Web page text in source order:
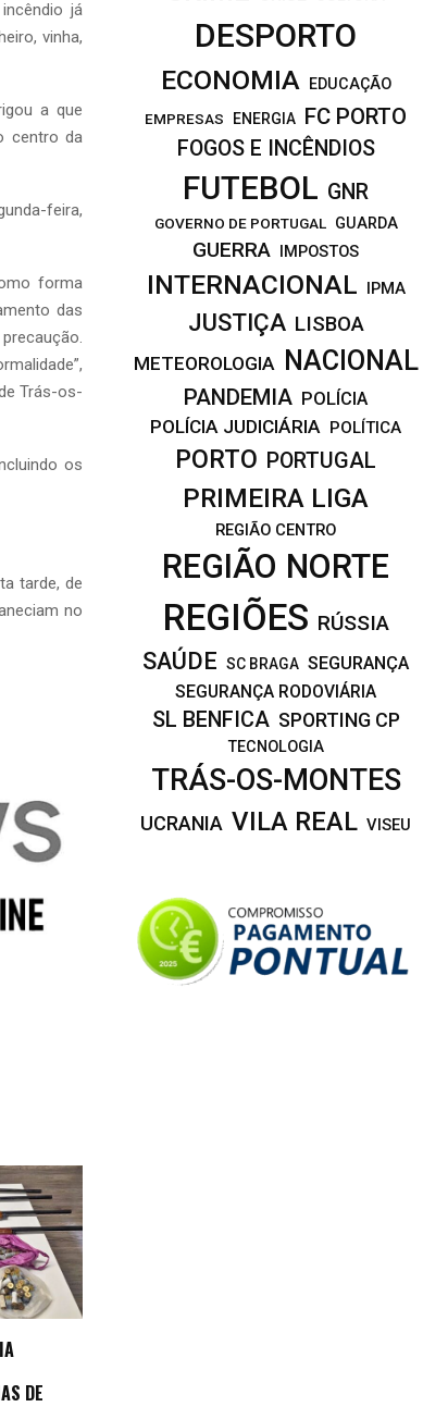
já
vinha,
a que
centro da
feira,
forma
das
Trás-os-
os
tarde, de
no
DE
DESPORTO
ECONOMIA
EDUCAÇÃO
EMPRESAS
ENERGIA FC PORTO
FOGOS E INCÊNDIOS
FUTEBOL GNR
GOVERNO DE PORTUGAL GUARDA
GUERRA IMPOSTOS
INTERNACIONAL IPMA
JUSTIÇA LISBOA
METEOROLOGIA NACIONAL
PANDEMIA POLÍCIA
POLÍCIA JUDICIÁRIA POLÍTICA
PORTO PORTUGAL
PRIMEIRA LIGA
REGIÃO CENTRO
REGIÃO NORTE
REGIÕES RÚSSIA
SAÚDE SC BRAGA SEGURANÇA
SEGURANÇA RODOVIÁRIA
SL BENFICA SPORTING CP
TECNOLOGIA
TRÁS-OS-MONTES
UCRANIA VILA REAL VISEU